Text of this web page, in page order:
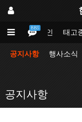
BBS
메인 태고
공지사항 행사소식
공지사항